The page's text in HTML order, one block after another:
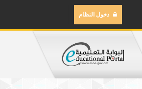
دخول النظام